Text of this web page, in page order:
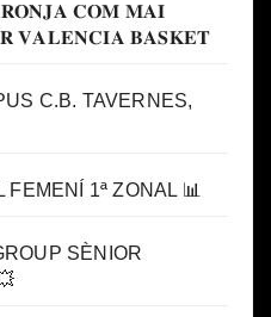
𝐂𝐎𝐌 𝐌𝐀𝐈
𝐕𝐀𝐋𝐄𝐍𝐂𝐈𝐀 𝐁𝐀𝐒𝐊𝐄𝐓
C.B. TAVERNES,
FEMENÍ 1ª ZONAL 📊
SÈNIOR